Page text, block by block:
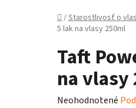
Domov
/Starostlivosť o
5 lak na vlasy 250ml
Taft
na vlasy
Priemerné
Neohodnotené